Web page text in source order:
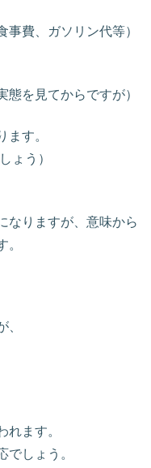
費、ガソリン代等）
を見てからですが）
ます。
ょう）
なりますが、意味から
。
、
れます。
でしょう。